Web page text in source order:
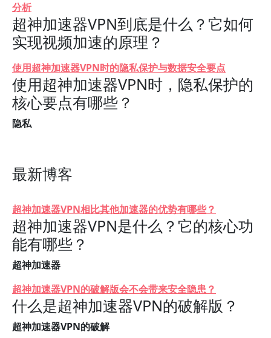
分析
超神加速器VPN到底是什么？它如何
实现视频加速的原理？
使用超神加速器VPN时的隐私保护与数据安全要点
使用超神加速器VPN时，隐私保护的
核心要点有哪些？
隐私
最新博客
超神加速器VPN相比其他加速器的优势有哪些？
超神加速器VPN是什么？它的核心功
能有哪些？
超神加速器
超神加速器VPN的破解版会不会带来安全隐患？
什么是超神加速器VPN的破解版？
超神加速器VPN的破解